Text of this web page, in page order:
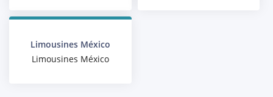
Limousines México
Limousines México